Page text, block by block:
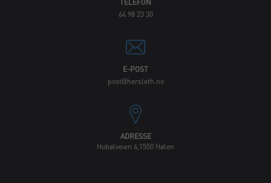
TELEFON
64 98 23 30
E-POST
post@hersleth.no
ADRESSE
Hobølveien 4,1550 Hølen